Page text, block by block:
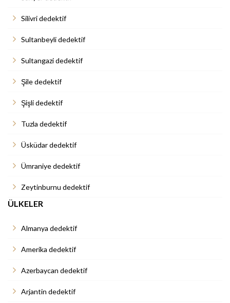
Silivri dedektif
Sultanbeyli dedektif
Sultangazi dedektif
Şile dedektif
Şişli dedektif
Tuzla dedektif
Üsküdar dedektif
Ümraniye dedektif
Zeytinburnu dedektif
ÜLKELER
Almanya dedektif
Amerika dedektif
Azerbaycan dedektif
Arjantin dedektif